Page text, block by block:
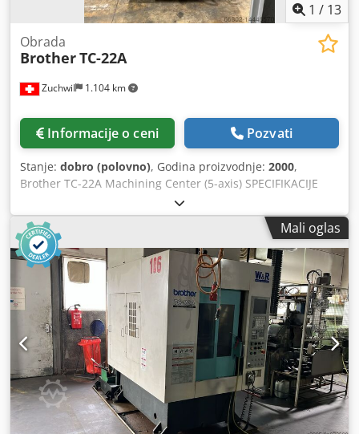
1 / 13
Zuchwil 1.104 km
Obrada
BrotherTC-22A
Informacije o ceni Pozvati
Stanje: dobro (polovno), Godina proizvodnje: 2000,
Brother TC-22A Machining Center (5-axis) SPECIFIKACIJE
Broj osomaka: 5 X-osa: 500 mm Y-osa: 410 mm Djdpfxeq E
N Umj Aqcewa Z-osa: 610 mm Brzina vretena: 12.000 rpm
Vreteno nosa: BT30 Broj menjača alata: 26 Vreme promene
alata: 0.7 sec Veličina stola: 650 x 400 mm Maksimalno
opterećenje: 200 kg Dimenzije i težina: Dimenzije: 1671 x
2846 x 2274 mm Težina: 2250 kg
Mali oglas